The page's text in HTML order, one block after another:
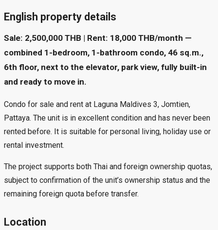
English property details
Sale: 2,500,000 THB | Rent: 18,000 THB/month —
combined 1-bedroom, 1-bathroom condo, 46 sq.m.,
6th floor, next to the elevator, park view, fully built-in
and ready to move in.
Condo for sale and rent at Laguna Maldives 3, Jomtien,
Pattaya. The unit is in excellent condition and has never been
rented before. It is suitable for personal living, holiday use or
rental investment.
The project supports both Thai and foreign ownership quotas,
subject to confirmation of the unit’s ownership status and the
remaining foreign quota before transfer.
Location